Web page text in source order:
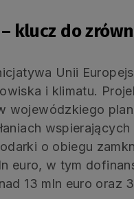
klucz do
Unii
i klimatu.
wojewódzkiego
o obiegu
euro, w tym
13 mln euro oraz